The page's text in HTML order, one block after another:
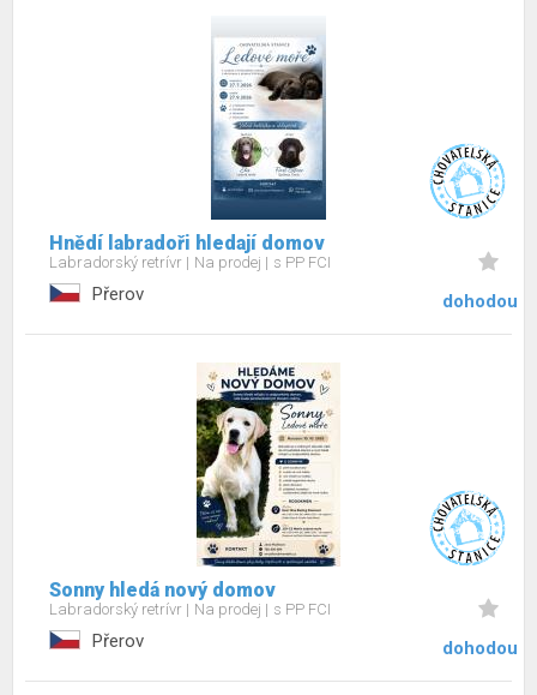
Hnědí labradoři hledají domov
Labradorský retrívr Na prodej s PP FCI
Přerov dohodou
Sonny hledá nový domov
Labradorský retrívr Na prodej s PP FCI
Přerov dohodou